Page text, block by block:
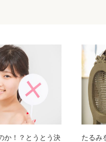
か！？とうとう決
たるみ